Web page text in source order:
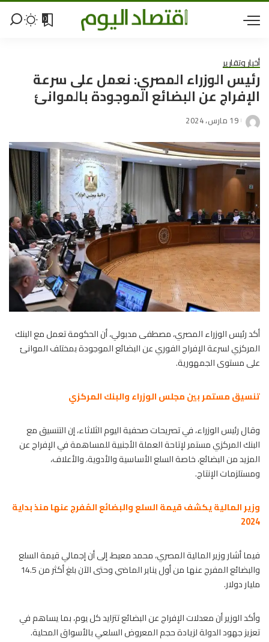
0
أخبار وتقارير
رئيس الوزراء المصري: نعمل على سرعة
الإفراج عن البضائع الموجودة بالموانئ
19 مارس، 2024
أكد رئيس الوزراء المصري، مصطفى مدبولي، أن الحكومة تعمل مع البنك
المركزي لسرعة الإفراج الفوري عن البضائع الموجودة بمختلف الموانئ
على مستوى الجمهورية.
تنسيق مستمر بين مجلس الوزراء والبنك المركزي
وقال رئيس الوزراء، في تصريحات صحفية اليوم الثلاثاء، إن التنسيق مع
البنك المركزي مستمر لإتاحة العملة الأجنبية للمساهمة في الإفراج عن
المزيد من البضائع، خاصة السلع الأساسية والأدوية، والأعلاف،
ومستلزمات الإنتاج.
وزير المالية يكشف قيمة السلع والبضائع المُفرج عنها منذ بداية
2024
فيما أشار وزير المالية المصري، محمد معيط، إلى أن إجمالي قيمة السلع
والبضائع المفرج عنها من أول يناير الماضي وحتى الآن بلغ أكثر من 14.5
مليار دولار.
وأكد الوزير أن معدلات الإفراج عن البضائع تتزايد كل يوم، بما يساهم في
تعزيز جهود الدولة لزيادة حجم المعروض السلعي بالأسواق المحلية.